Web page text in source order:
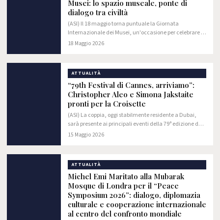
Musei: lo spazio museale, ponte di
dialogo tra civiltà
(ASI) Il 18 maggio torna puntuale la Giornata
Internazionale dei Musei, un'occasione per celebrare in
tutto il mondo la diversità e la creatività delle civiltà
18 Maggio 2026
ATTUALITÀ
“79th Festival di Cannes, arriviamo”:
Christopher Aleo e Simona Jakstaite
pronti per la Croisette
(ASI) La coppia, oggi stabilmente residente a Dubai,
sarà presente ai principali eventi della 79ª edizione del
Festival di Cannes, tra cinema internazionale, moda e
15 Maggio 2026
ATTUALITÀ
Michel Emi Maritato alla Mubarak
Mosque di Londra per il “Peace
Symposium 2026”: dialogo, diplomazia
culturale e cooperazione internazionale
al centro del confronto mondiale